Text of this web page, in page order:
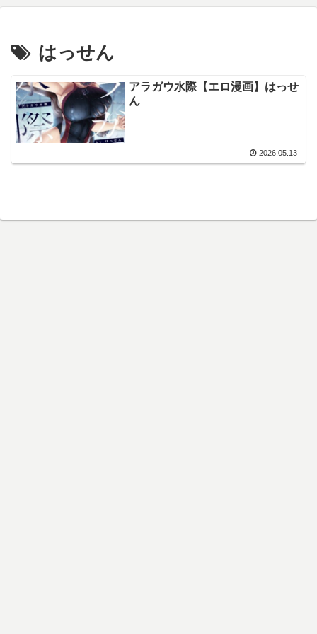
はっせん
アラガウ水際【エロ漫画】はっせ
ん
2026.05.13